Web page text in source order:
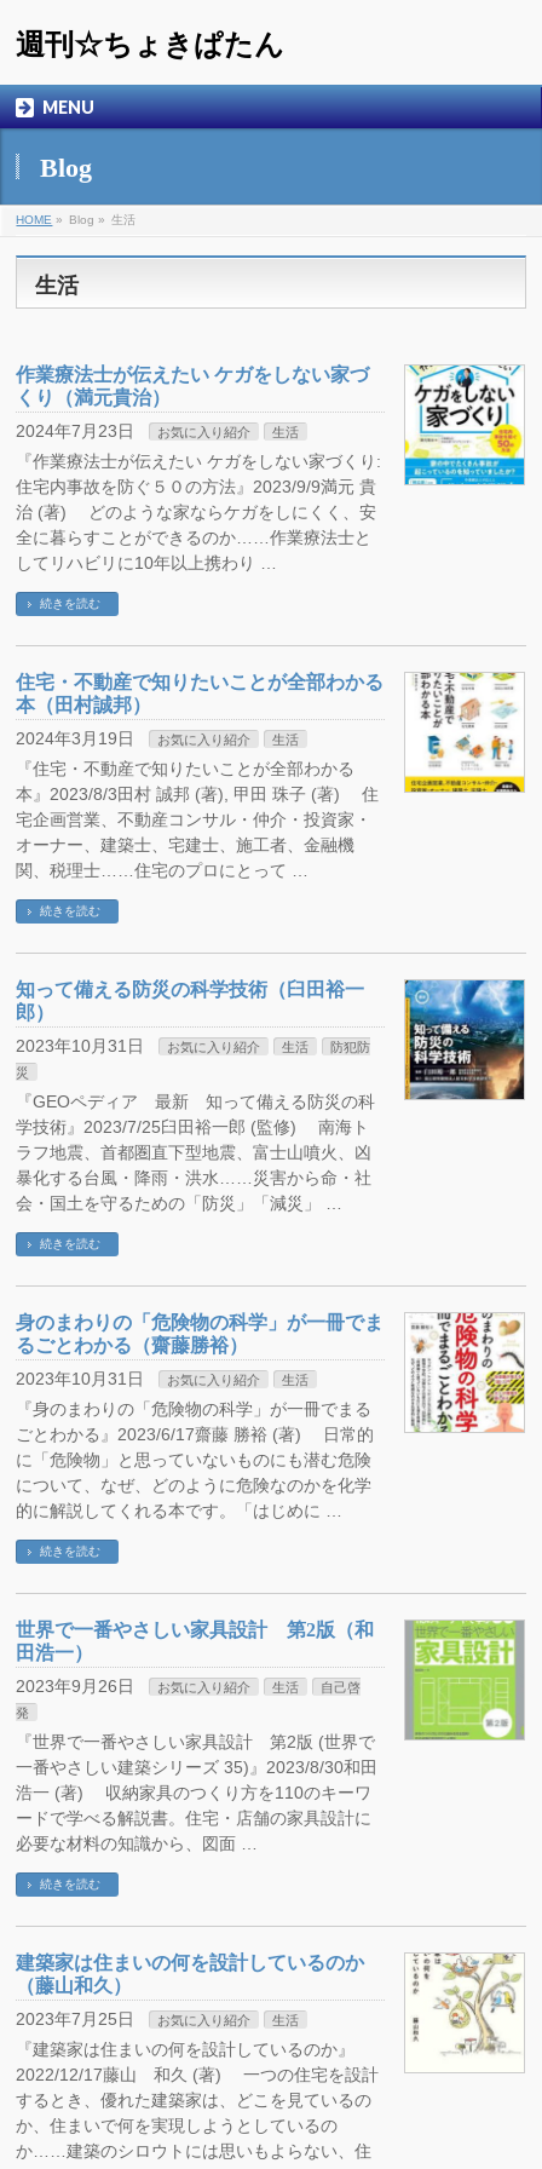
週刊☆ちょきぱたん
MENU
Blog
HOME » Blog » 生活
生活
作業療法士が伝えたい ケガをしない家づ
くり（満元貴治）
2024年7月23日 お気に入り紹介 生活
『作業療法士が伝えたい ケガをしない家づくり:
住宅内事故を防ぐ５０の方法』2023/9/9満元 貴
治 (著) どのような家ならケガをしにくく、安
全に暮らすことができるのか……作業療法士と
してリハビリに10年以上携わり …
続きを読む
住宅・不動産で知りたいことが全部わかる
本（田村誠邦）
2024年3月19日 お気に入り紹介 生活
『住宅・不動産で知りたいことが全部わかる
本』2023/8/3田村 誠邦 (著), 甲田 珠子 (著) 住
宅企画営業、不動産コンサル・仲介・投資家・
オーナー、建築士、宅建士、施工者、金融機
関、税理士……住宅のプロにとって …
続きを読む
知って備える防災の科学技術（臼田裕一
郎）
2023年10月31日 お気に入り紹介 生活
防犯防
災
『GEOペディア 最新 知って備える防災の科
学技術』2023/7/25臼田裕一郎 (監修) 南海ト
ラフ地震、首都圏直下型地震、富士山噴火、凶
暴化する台風・降雨・洪水……災害から命・社
会・国土を守るための「防災」「減災」 …
続きを読む
身のまわりの「危険物の科学」が一冊でま
るごとわかる（齋藤勝裕）
2023年10月31日 お気に入り紹介 生活
『身のまわりの「危険物の科学」が一冊でまる
ごとわかる』2023/6/17齋藤 勝裕 (著) 日常的
に「危険物」と思っていないものにも潜む危険
について、なぜ、どのように危険なのかを化学
的に解説してくれる本です。「はじめに …
続きを読む
世界で一番やさしい家具設計 第2版（和
田浩一）
2023年9月26日 お気に入り紹介 生活
自己啓
発
『世界で一番やさしい家具設計 第2版 (世界で
一番やさしい建築シリーズ 35)』2023/8/30和田
浩一 (著) 収納家具のつくり方を110のキーワ
ードで学べる解説書。住宅・店舗の家具設計に
必要な材料の知識から、図面 …
続きを読む
建築家は住まいの何を設計しているのか
（藤山和久）
2023年7月25日 お気に入り紹介 生活
『建築家は住まいの何を設計しているのか』
2022/12/17藤山 和久 (著) 一つの住宅を設計
するとき、優れた建築家は、どこを見ているの
か、住まいで何を実現しようとしているの
か……建築のシロウトには思いもよらない、住